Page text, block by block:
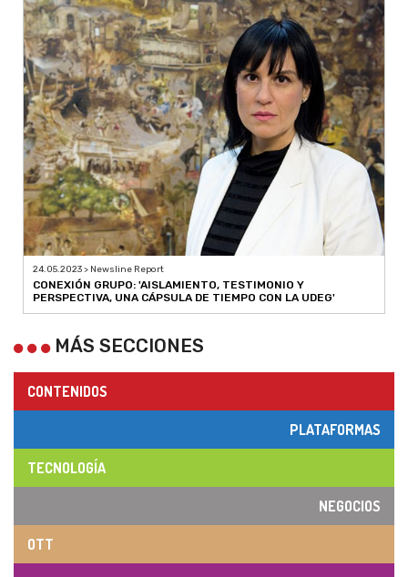
24.05.2023 > Newsline Report
CONEXIÓN GRUPO: 'AISLAMIENTO, TESTIMONIO Y
PERSPECTIVA, UNA CÁPSULA DE TIEMPO CON LA UDEG'
MÁS SECCIONES
CONTENIDOS
PLATAFORMAS
TECNOLOGÍA
NEGOCIOS
OTT